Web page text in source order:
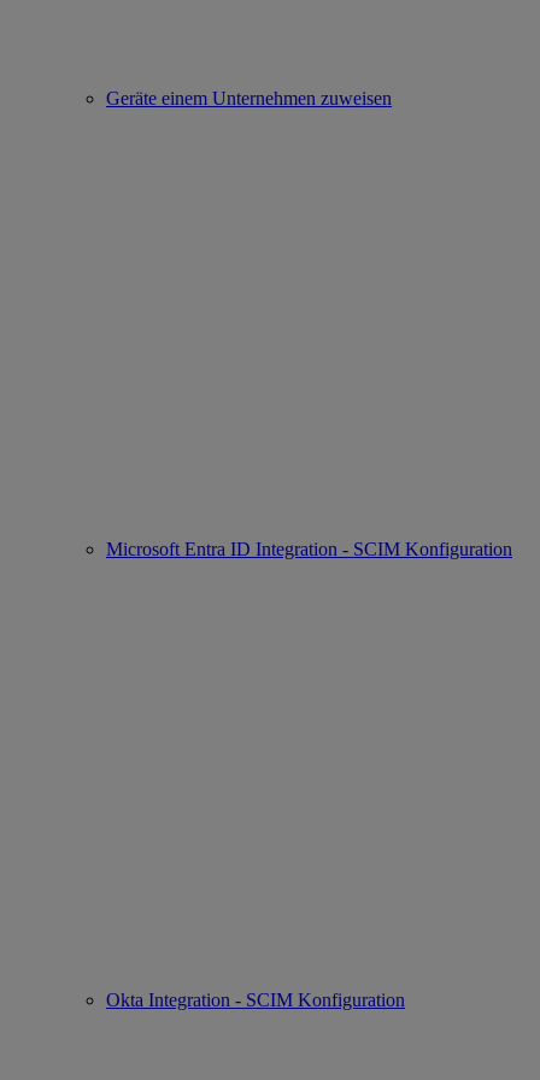
Geräte einem Unternehmen zuweisen
Microsoft Entra ID Integration - SCIM Konfiguration
Okta Integration - SCIM Konfiguration